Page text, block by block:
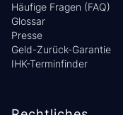
Häufige Fragen (FAQ)
Glossar
Presse
Geld-Zurück-Garantie
IHK-Terminfinder